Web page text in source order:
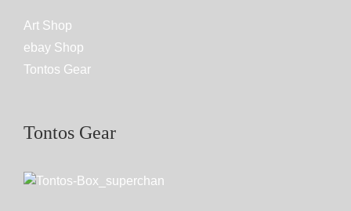
Art Shop
ebay Shop
Tontos Gear
Tontos Gear